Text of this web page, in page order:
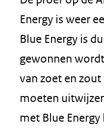
Energy is weer
Blue Energy is
gewonnen
van zoet en
moeten
met Blue